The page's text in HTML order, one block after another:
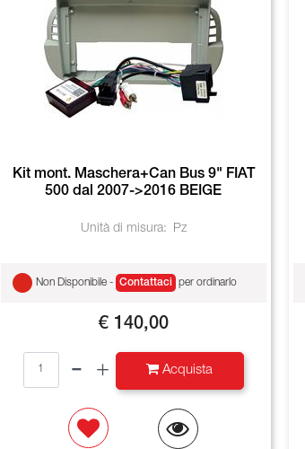
Kit mont. Maschera+Can Bus 9" FIAT
500 dal 2007->2016 BEIGE
Unità di misura: Pz
Non Disponibile - Contattaci per ordinarlo
€ 140,00
Quantità
Acquista